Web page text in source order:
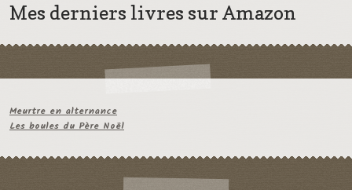
Mes derniers livres sur Amazon
Meurtre en alternance
Les boules du Père Noël